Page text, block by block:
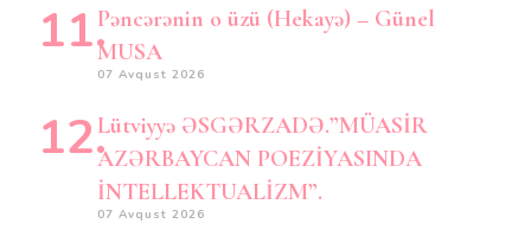
Pəncərənin o üzü (Hekayə) – Günel
MUSA
07 Avqust 2026
Lütviyyə ƏSGƏRZADƏ.”MÜASİR
AZƏRBAYCAN POEZİYASINDA
İNTELLEKTUALİZM”.
07 Avqust 2026